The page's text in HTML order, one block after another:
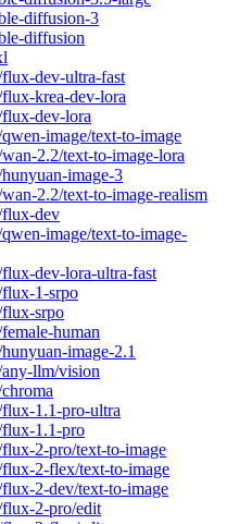
diffusion-3
diffusion
dev-ultra-fast
krea-dev-lora
dev-lora
image/text-to-image
2.2/text-to-image-lora
image-3
2.2/text-to-image-realism
flux-dev
image/text-to-image-
dev-lora-ultra-fast
flux-1-srpo
flux-srpo
human
image-2.1
llm/vision
1.1-pro-ultra
flux-1.1-pro
2-pro/text-to-image
flux-2-flex/text-to-image
2-dev/text-to-image
flux-2-pro/edit